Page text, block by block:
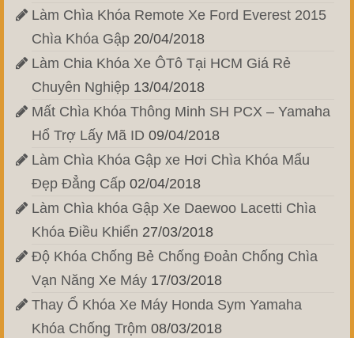
Làm Chìa Khóa Remote Xe Ford Everest 2015
Chìa Khóa Gập 20/04/2018
Làm Chia Khóa Xe ÔTô Tại HCM Giá Rẻ
Chuyên Nghiệp 13/04/2018
Mất Chìa Khóa Thông Minh SH PCX – Yamaha
Hổ Trợ Lấy Mã ID 09/04/2018
Làm Chìa Khóa Gập xe Hơi Chìa Khóa Mẩu
Đẹp Đẳng Cấp 02/04/2018
Làm Chìa khóa Gập Xe Daewoo Lacetti Chìa
Khóa Điều Khiển 27/03/2018
Độ Khóa Chống Bẻ Chống Đoản Chống Chìa
Vạn Năng Xe Máy 17/03/2018
Thay Ổ Khóa Xe Máy Honda Sym Yamaha
Khóa Chống Trộm 08/03/2018